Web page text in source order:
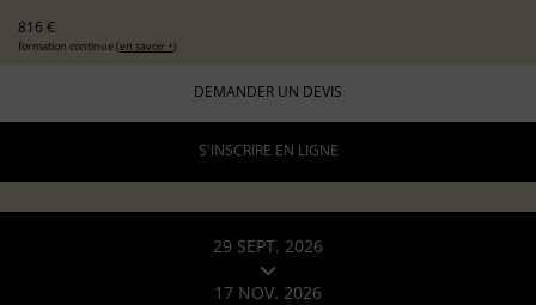
816 €
formation continue (en savoir +)
DEMANDER UN DEVIS
S'INSCRIRE EN LIGNE
29 SEPT. 2026
17 NOV. 2026